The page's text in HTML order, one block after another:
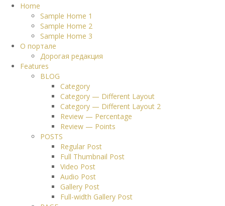
Home
Sample Home 1
Sample Home 2
Sample Home 3
О портале
Дорогая редакция
Features
BLOG
Category
Category — Different Layout
Category — Different Layout 2
Review — Percentage
Review — Points
POSTS
Regular Post
Full Thumbnail Post
Video Post
Audio Post
Gallery Post
Full-width Gallery Post